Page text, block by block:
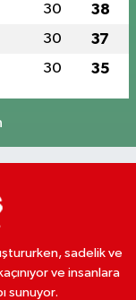
30 38
30 37
30 35
sadelik ve
ve insanlara
sunuyor.